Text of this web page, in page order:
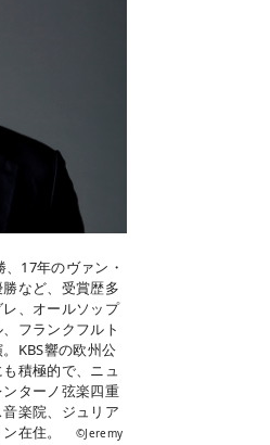
17年のヴァン・
など、受賞歴多
、オールソップ
フランクフルト
KBS響の欧州公
積極的で、ニュ
ターノ弦楽四重
楽院、ジュリア
ン在住。©Jeremy